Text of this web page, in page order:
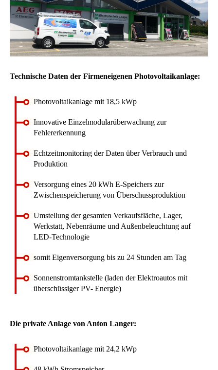
Technische Daten der Firmeneigenen Photovoltaikanlage:
Photovoltaikanlage mit 18,5 kWp
Innovative Einzelmodularüberwachung zur
Fehlererkennung
Echtzeitmonitoring der Daten über Verbrauch und
Produktion
Versorgung eines 20 kWh E-Speichers zur
Zwischenspeicherung von Überschussproduktion
Umstellung der gesamten Verkaufsfläche, Lager,
Werkstatt, Nebenräume und Außenbeleuchtung auf
LED-Technologie
somit Eigenversorgung bis zu 24 Stunden am Tag
Sonnenstromtankstelle (laden der Elektroautos mit
überschüssiger PV- Energie)
Die private Anlage von Anton Langer:
Photovoltaikanlage mit 24,2 kWp